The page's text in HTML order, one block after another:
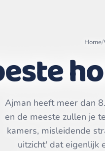
contributors |
Home/
Ajman heeft meer dan
en de meeste zullen je
kamers, misleidende
uitzicht' dat eigenlijk